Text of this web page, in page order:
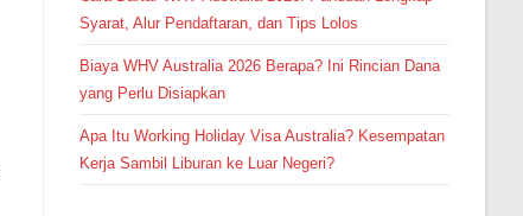
Syarat, Alur Pendaftaran, dan Tips Lolos
Biaya WHV Australia 2026 Berapa? Ini Rincian Dana
yang Perlu Disiapkan
Apa Itu Working Holiday Visa Australia? Kesempatan
Kerja Sambil Liburan ke Luar Negeri?